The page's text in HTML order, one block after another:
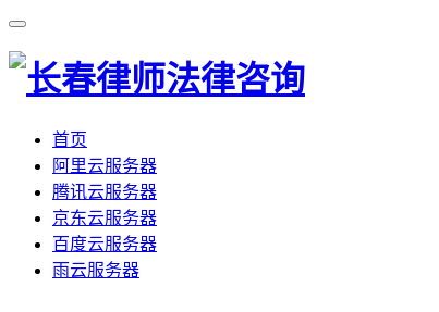
首页
阿里云服务器
腾讯云服务器
京东云服务器
百度云服务器
雨云服务器